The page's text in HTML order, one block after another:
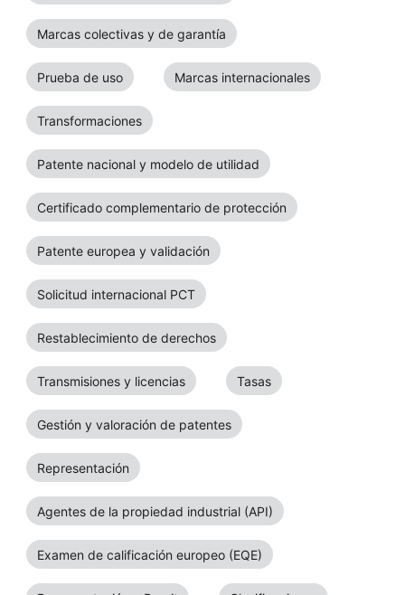
Marcas colectivas y de garantía
Prueba de uso Marcas internacionales
Transformaciones
Patente nacional y modelo de utilidad
Certificado complementario de protección
Patente europea y validación
Solicitud internacional PCT
Restablecimiento de derechos
Transmisiones y licencias Tasas
Gestión y valoración de patentes
Representación
Agentes de la propiedad industrial (API)
Examen de calificación europeo (EQE)